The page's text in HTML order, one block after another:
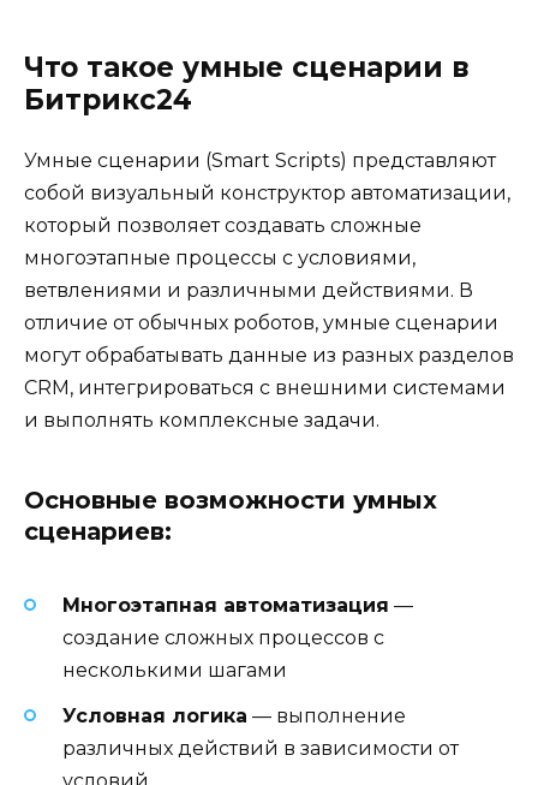
Что такое умные сценарии в
Битрикс24
Умные сценарии (Smart Scripts) представляют
собой визуальный конструктор автоматизации,
который позволяет создавать сложные
многоэтапные процессы с условиями,
ветвлениями и различными действиями. В
отличие от обычных роботов, умные сценарии
могут обрабатывать данные из разных разделов
CRM, интегрироваться с внешними системами
и выполнять комплексные задачи.
Основные возможности умных
сценариев:
Многоэтапная автоматизация —
создание сложных процессов с
несколькими шагами
Условная логика — выполнение
различных действий в зависимости от